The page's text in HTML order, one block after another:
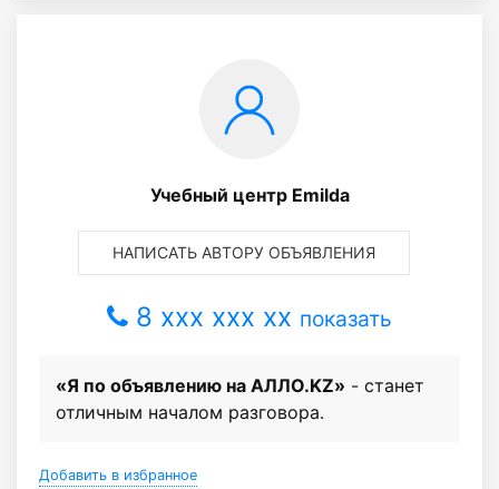
Учебный центр Emilda
НАПИСАТЬ АВТОРУ ОБЪЯВЛЕНИЯ
8 xxx xxx xx показать
«Я по объявлению на АЛЛО.KZ» - станет
отличным началом разговора.
Добавить в избранное